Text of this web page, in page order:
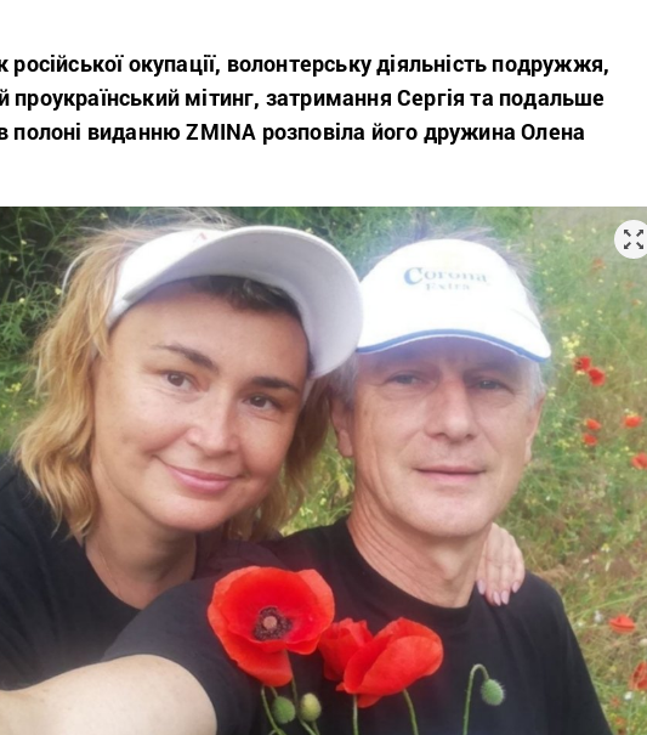
російської окупації, волонтерську діяльність подружжя,
мітинг, затримання Сергія та подальше
полоні виданню ZMINA розповіла його дружина Олена